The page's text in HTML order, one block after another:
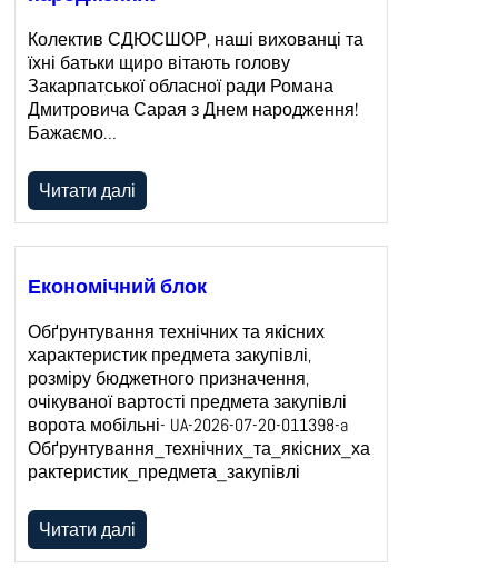
Колектив СДЮСШОР, наші вихованці та
їхні батьки щиро вітають голову
Закарпатської обласної ради Романа
Дмитровича Сарая з Днем народження!
Бажаємо…
Читати далі
Економічний блок
Обґрунтування технічних та якісних
характеристик предмета закупівлі,
розміру бюджетного призначення,
очікуваної вартості предмета закупівлі
ворота мобільні- UA-2026-07-20-011398-a
Обґрунтування_технічних_та_якісних_ха
рактеристик_предмета_закупівлі
Читати далі